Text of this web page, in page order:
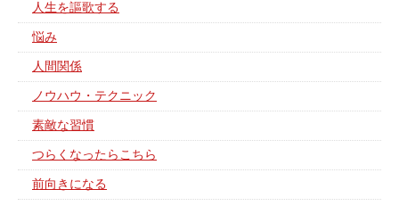
人生を謳歌する
悩み
人間関係
ノウハウ・テクニック
素敵な習慣
つらくなったらこちら
前向きになる